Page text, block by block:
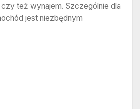
czy też wynajem. Szczególnie dla
jest niezbędnym